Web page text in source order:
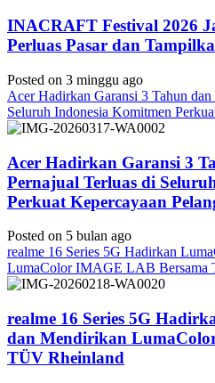
INACRAFT Festival 2026
Perluas Pasar dan
Posted on 3 minggu ago
Acer Hadirkan Garansi 3 Tahun
Seluruh Indonesia Komitmen
Acer Hadirkan Garansi 3
Pernajual Terluas di
Perkuat Kepercayaan
Posted on 5 bulan ago
realme 16 Series 5G Hadirkan
LumaColor IMAGE LAB Bersama
realme 16 Series 5G
dan Mendirikan
TÜV Rheinland